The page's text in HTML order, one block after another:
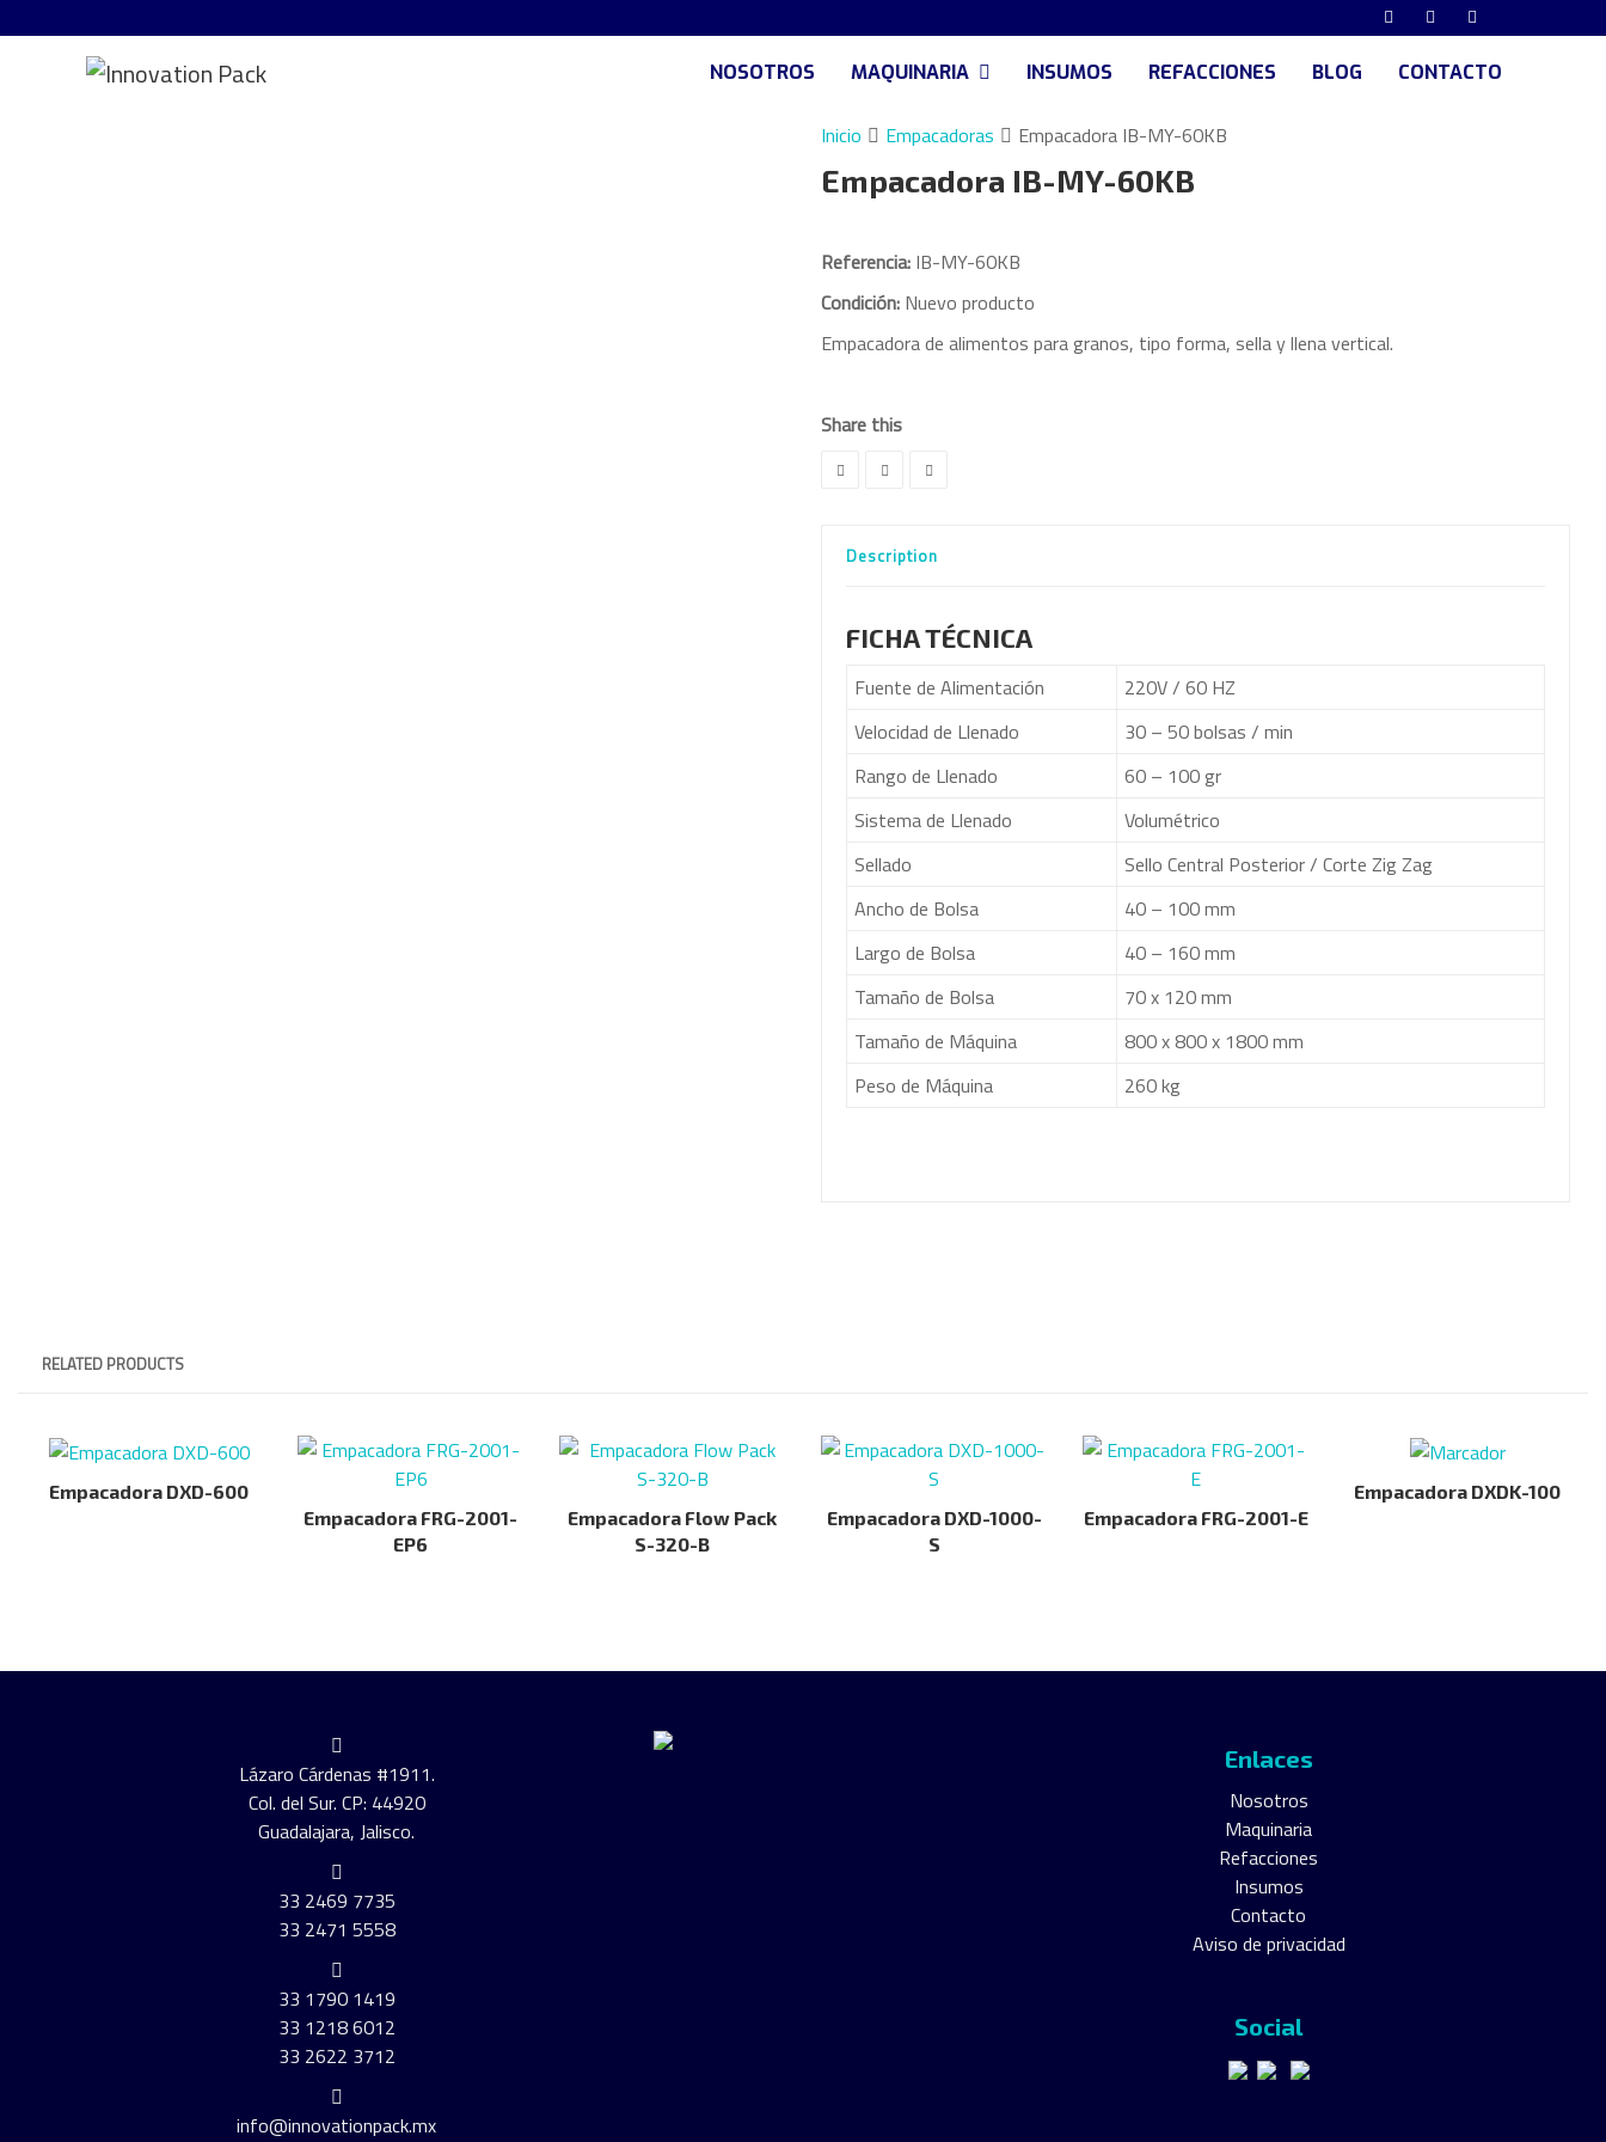
NOSOTROS MAQUINARIA INSUMOS REFACCIONES BLOG CONTACTO
Inicio Empacadoras Empacadora IB-MY-60KB
Empacadora IB-MY-60KB
Referencia: IB-MY-60KB
Condición: Nuevo producto
Empacadora de alimentos para granos, tipo forma, sella y llena vertical.
Share this
Description
FICHA TÉCNICA
Fuente de Alimentación
220V / 60 HZ
Velocidad de Llenado
30 – 50 bolsas / min
Rango de Llenado
60 – 100 gr
Sistema de Llenado
Volumétrico
Sellado
Sello Central Posterior / Corte Zig Zag
Ancho de Bolsa
40 – 100 mm
Largo de Bolsa
40 – 160 mm
Tamaño de Bolsa
70 x 120 mm
Tamaño de Máquina
800 x 800 x 1800 mm
Peso de Máquina
260 kg
RELATED PRODUCTS
Empacadora DXD-600
Empacadora FRG-2001-
EP6
Empacadora Flow Pack
S-320-B
Empacadora DXD-1000-
S
Empacadora FRG-2001-E
Empacadora DXDK-100
Lázaro Cárdenas #1911.
Col. del Sur. CP: 44920
Guadalajara, Jalisco.
33 2469 7735
33 2471 5558
33 1790 1419
33 1218 6012
33 2622 3712
info@innovationpack.mx
Enlaces
Nosotros
Maquinaria
Refacciones
Insumos
Contacto
Aviso de privacidad
Social